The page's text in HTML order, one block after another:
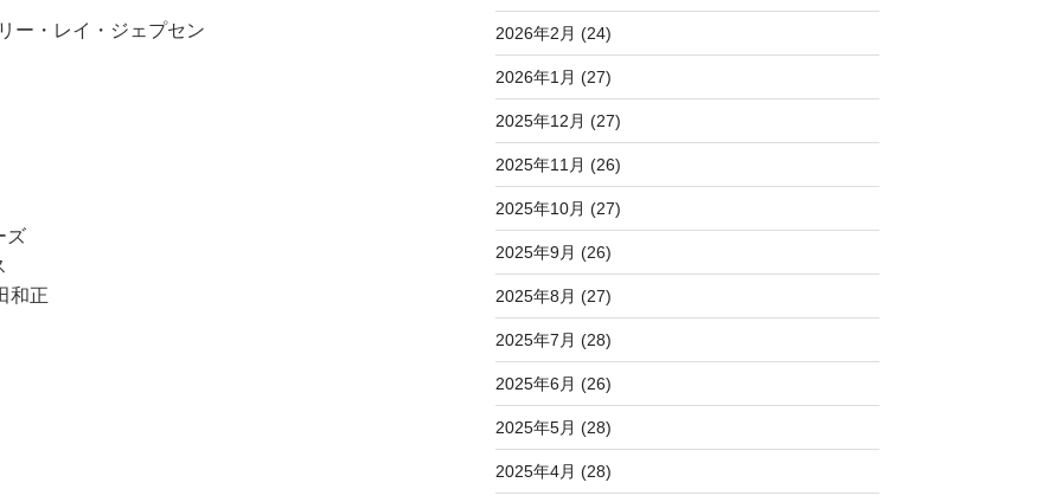
ー・レイ・ジェプセン
ズ
和正
2026年2月 (24)
2026年1月 (27)
2025年12月 (27)
2025年11月 (26)
2025年10月 (27)
2025年9月 (26)
2025年8月 (27)
2025年7月 (28)
2025年6月 (26)
2025年5月 (28)
2025年4月 (28)